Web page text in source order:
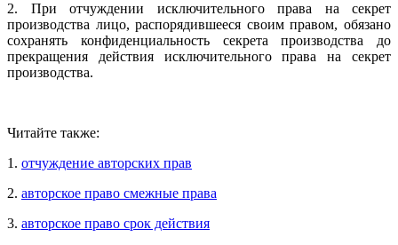
2. При отчуждении исключительного права на секрет
производства лицо, распорядившееся своим правом, обязано
сохранять конфиденциальность секрета производства до
прекращения действия исключительного права на секрет
производства.
Читайте также:
1. отчуждение авторских прав
2. авторское право смежные права
3. авторское право срок действия